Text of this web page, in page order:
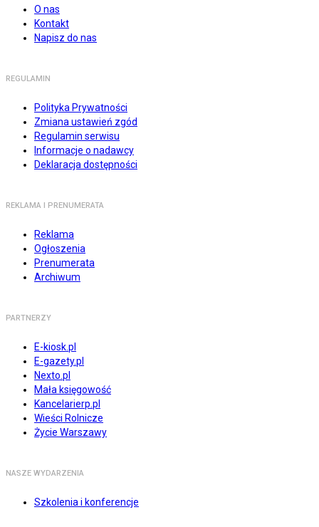
O nas
Kontakt
Napisz do nas
REGULAMIN
Polityka Prywatności
Zmiana ustawień zgód
Regulamin serwisu
Informacje o nadawcy
Deklaracja dostępności
REKLAMA I PRENUMERATA
Reklama
Ogłoszenia
Prenumerata
Archiwum
PARTNERZY
E-kiosk.pl
E-gazety.pl
Nexto.pl
Mała księgowość
Kancelarierp.pl
Wieści Rolnicze
Życie Warszawy
NASZE WYDARZENIA
Szkolenia i konferencje